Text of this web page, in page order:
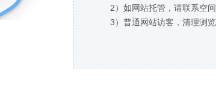
2）如网站托管，请联系空间
3）普通网站访客，清理浏